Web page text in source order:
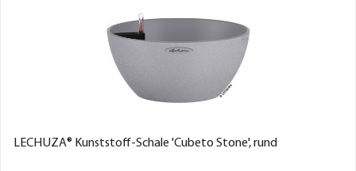
LECHUZA® Kunststoff-Schale 'Cubeto Stone', rund